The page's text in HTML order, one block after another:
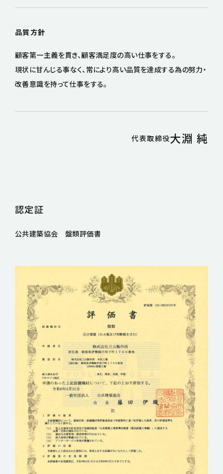
品質方針
顧客第一主義を貫き、顧客満足度の高い仕事をする。
現状に甘んじる事なく、常により高い品質を達成する為の努力・
改善意識を持って仕事をする。
代表取締役大淵 純
認定証
公共建築協会 盤類評価書